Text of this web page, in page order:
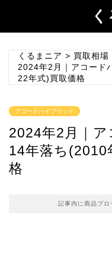
くるまニア > 買取相場
2024年2月｜アコード
22年式)買取価格
アコードハイブリッド
2024年2月｜
14年落ち(2010
格
記事内に商品プロ